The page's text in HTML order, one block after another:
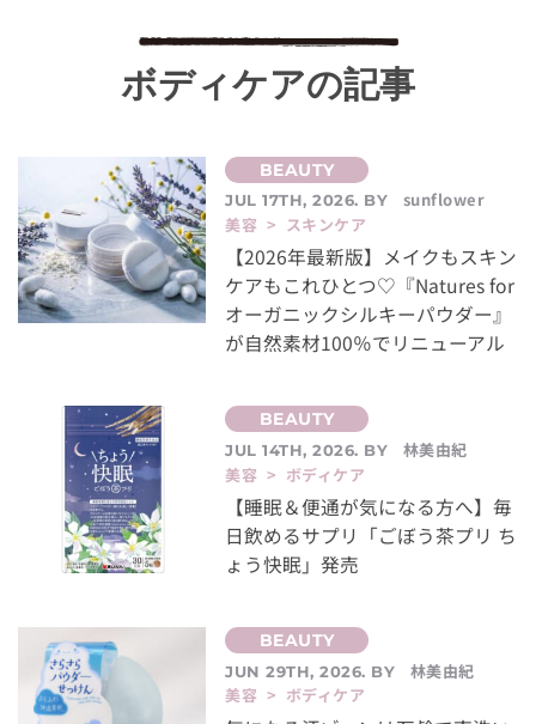
ボディケアの記事
JUL 17TH, 2026. BY
sunflower
美容 > スキンケア
【2026年最新版】メイクもスキン
ケアもこれひとつ♡『Natures for
オーガニックシルキーパウダー』
が自然素材100％でリニューアル
JUL 14TH, 2026. BY
林美由紀
美容 > ボディケア
【睡眠＆便通が気になる方へ】毎
日飲めるサプリ「ごぼう茶プリ ち
ょう快眠」発売
JUN 29TH, 2026. BY
林美由紀
美容 > ボディケア